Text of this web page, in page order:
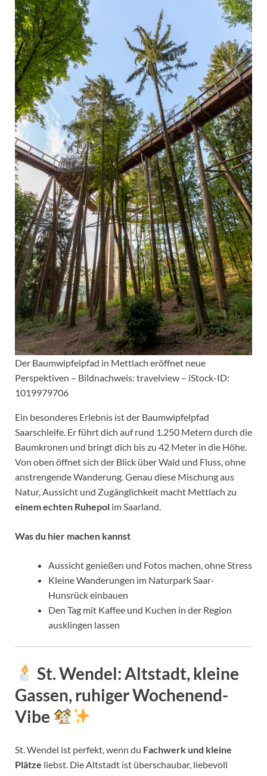
Der Baumwipfelpfad in Mettlach eröffnet neue
Perspektiven – Bildnachweis: travelview – iStock-ID:
1019979706
Ein besonderes Erlebnis ist der Baumwipfelpfad
Saarschleife. Er führt dich auf rund 1.250 Metern durch die
Baumkronen und bringt dich bis zu 42 Meter in die Höhe.
Von oben öffnet sich der Blick über Wald und Fluss, ohne
anstrengende Wanderung. Genau diese Mischung aus
Natur, Aussicht und Zugänglichkeit macht Mettlach zu
einem echten Ruhepol im Saarland.
Was du hier machen kannst
Aussicht genießen und Fotos machen, ohne Stress
Kleine Wanderungen im Naturpark Saar-
Hunsrück einbauen
Den Tag mit Kaffee und Kuchen in der Region
ausklingen lassen
St. Wendel: Altstadt, kleine
Gassen, ruhiger Wochenend-
Vibe
St. Wendel ist perfekt, wenn du Fachwerk und kleine
Plätze liebst. Die Altstadt ist überschaubar, liebevoll